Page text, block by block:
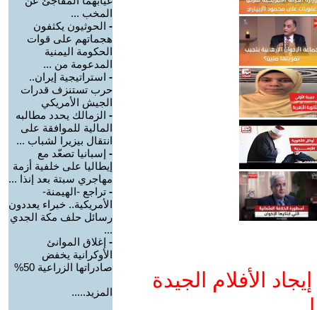
الأفلام الجيدة
المخب ...
- الحوثيون يكثفون
هجماتهم على قوات
الحكومة اليمنية
المدعومة من ...
- استراتيجية إيران..
حرب تستنزف قدرات
الجيش الأمريكي
- الزمالك يحدد مطالبه
المالية للموافقة على
انتقال بيزيرا لشباب ...
- إسبانيا تصعّد مع
إيطاليا على خلفية أزمة
مهاجري سبتة بعد إنذا ...
- تراجع -الهيمنة-
الأمريكية.. خبراء يعددون
رسائل حلف مكة الجدي
...
- إغلاق الموانئ
الأوكرانية يخفض
صادراتها الزراعية 50%
المزيد.....